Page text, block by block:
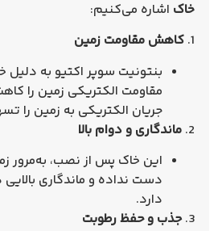
خاک اشاره می‌کنیم:
1. کاهش مقاومت زمین
بنتونیت سوپر اکتیو به دلیل
مقاومت الکتریکی زمین را
جریان الکتریکی به زمین را
2. ماندگاری و دوام بالا
این خاک پس از نصب، به‌مرور
دست نداده و ماندگاری
دارد.
3. جذب و حفظ رطوبت